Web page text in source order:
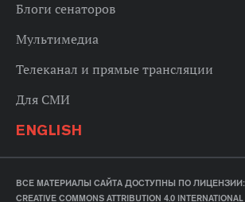
Блоги сенаторов
Мультимедиа
Телеканал и прямые трансляции
Для СМИ
ENGLISH
ВСЕ МАТЕРИАЛЫ САЙТА ДОСТУПНЫ ПО ЛИЦЕНЗИИ:
CREATIVE COMMONS ATTRIBUTION 4.0 INTERNATIONAL